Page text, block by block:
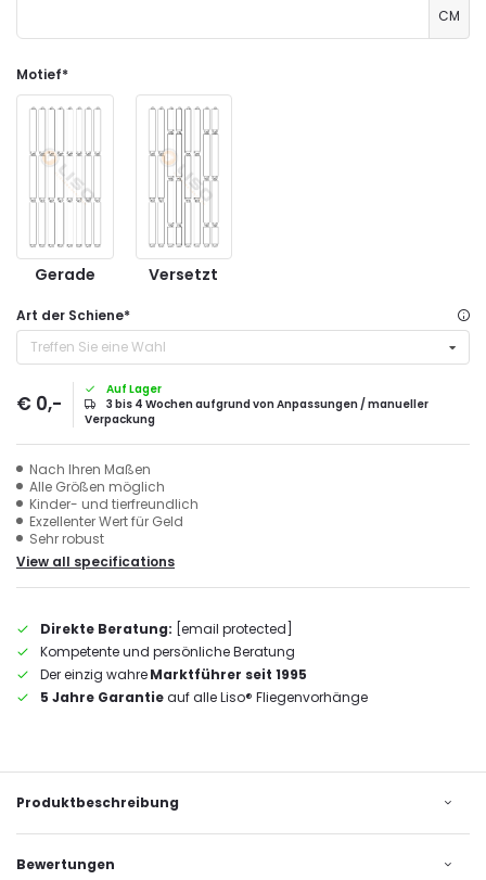
CM
Motief*
Gerade Versetzt
Art der Schiene*
Treffen Sie eine Wahl
€ 0,-
Auf Lager
3 bis 4 Wochen aufgrund von Anpassungen / manueller
Verpackung
Nach Ihren Maßen
Alle Größen möglich
Kinder- und tierfreundlich
Exzellenter Wert für Geld
Sehr robust
View all specifications
Direkte Beratung: [email protected]
Kompetente und persönliche Beratung
Der einzig wahreMarktführer seit 1995
5 Jahre Garantieauf alle Liso® Fliegenvorhänge
Produktbeschreibung
Bewertungen